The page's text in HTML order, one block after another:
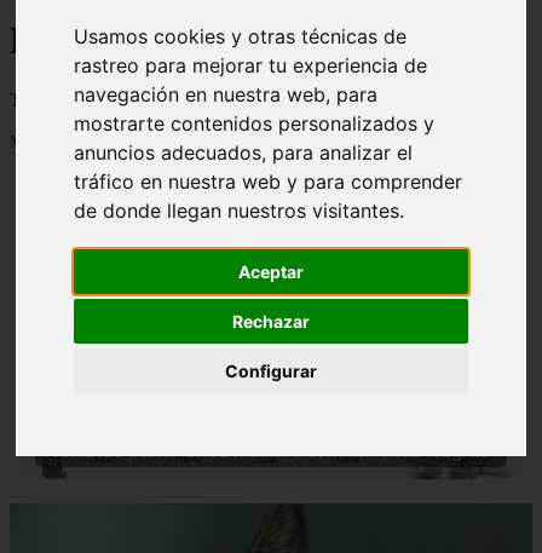
Usamos cookies y otras técnicas de
rastreo para mejorar tu experiencia de
navegación en nuestra web, para
mostrarte contenidos personalizados y
anuncios adecuados, para analizar el
tráfico en nuestra web y para comprender
de donde llegan nuestros visitantes.
Aceptar
Rechazar
Configurar
Blog sobre gatos
Todo sobre gatos, nombres de gatos y razas de gatos
Mostrando 1 - 24 de 2801 artículos